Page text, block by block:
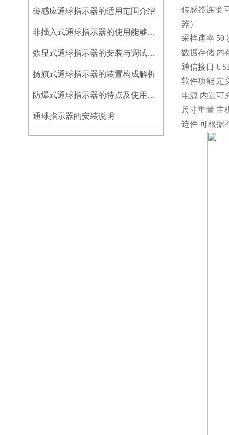
磁感应通球指示器的适用范围介绍
非插入式通球指示器的使用能够满足各类管道的要求
数显式通球指示器的安装与调试技巧
扬旗式通球指示器的装置构成解析
防爆式通球指示器的特点及使用方法
​通球指示器的安装说明
传感器连接
器）
采样速率 50
数据存储 内
通信接口
软件功能 定
电源 内置可
尺寸重量 主
选件 可根据